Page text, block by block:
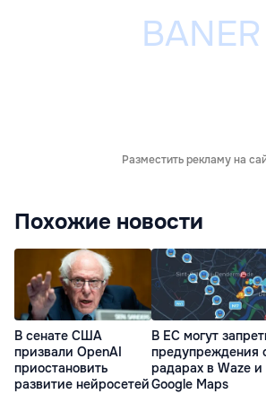
Разместить рекламу на
Похожие новости
В сенате США
призвали OpenAI
приостановить
развитие нейросетей
В ЕС могут
предупреждения
радарах в Waze и
Google Maps